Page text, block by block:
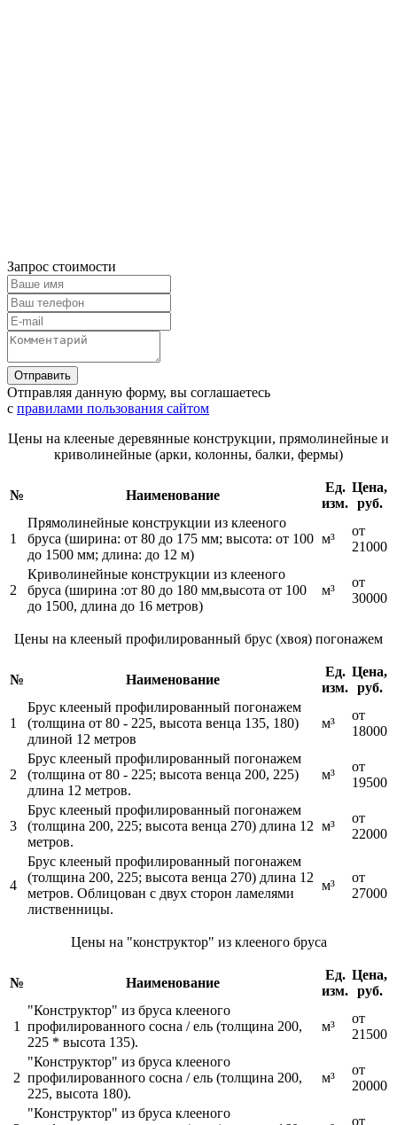
Запрос стоимости
Отправляя данную форму, вы соглашаетесь
с правилами пользования сайтом
Цены на клееные деревянные конструкции, прямолинейные и
криволинейные (арки, колонны, балки, фермы)
№ Наименование
Ед.
изм.
Цена,
руб.
1
Прямолинейные конструкции из клееного
бруса (ширина: от 80 до 175 мм; высота: от 100
до 1500 мм; длина: до 12 м)
м³
от
21000
2
Криволинейные конструкции из клееного
бруса (ширина :от 80 до 180 мм,высота от 100
до 1500, длина до 16 метров)
м³
от
30000
Цены на клееный профилированный брус (хвоя) погонажем
№ Наименование
Ед.
изм.
Цена,
руб.
1
Брус клееный профилированный погонажем
(толщина от 80 - 225, высота венца 135, 180)
длиной 12 метров
м³
от
18000
2
Брус клееный профилированный погонажем
(толщина от 80 - 225; высота венца 200, 225)
длина 12 метров.
м³
от
19500
3
Брус клееный профилированный погонажем
(толщина 200, 225; высота венца 270) длина 12
метров.
м³
от
22000
4
Брус клееный профилированный погонажем
(толщина 200, 225; высота венца 270) длина 12
метров. Облицован с двух сторон ламелями
лиственницы.
м³
от
27000
Цены на "конструктор" из клееного бруса
№ Наименование
Ед.
изм.
Цена,
руб.
1
"Конструктор" из бруса клееного
профилированного сосна / ель (толщина 200,
225 * высота 135).
м³
от
21500
2
"Конструктор" из бруса клееного
профилированного сосна / ель (толщина 200,
225, высота 180).
м³
от
20000
"Конструктор" из бруса клееного
от